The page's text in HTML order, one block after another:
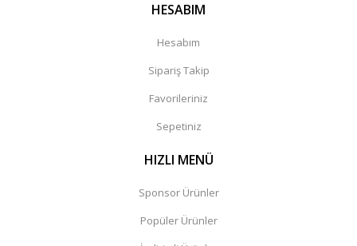
HESABIM
Hesabım
Sipariş Takip
Favorileriniz
Sepetiniz
HIZLI MENÜ
Sponsor Ürünler
Popüler Ürünler